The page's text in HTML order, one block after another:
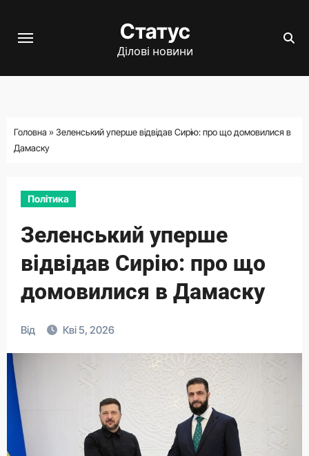
Статус
Ділові новини
Головна » Зеленський уперше відвідав Сирію: про що домовилися в
Дамаску
Політика
Зеленський уперше
відвідав Сирію: про що
домовилися в Дамаску
Від Кві 5, 2026